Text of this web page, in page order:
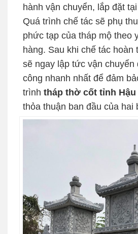
hành vận chuyển, lắp đặt
Quá trình chế tác sẽ phụ
phức tạp của tháp mộ theo
hàng. Sau khi chế tác hoàn
sẽ ngay lập tức vận chuyển
công nhanh nhất để đảm
trình tháp thờ cốt tỉnh Hậu
thỏa thuận ban đầu của hai